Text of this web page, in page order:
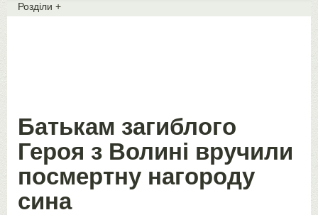
Розділи +
Батькам загиблого
Героя з Волині вручили
посмертну нагороду
сина